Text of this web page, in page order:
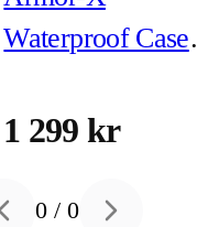
Waterproof Case
(M2)
1 299 kr
Previous slide
0 /0 Next slide